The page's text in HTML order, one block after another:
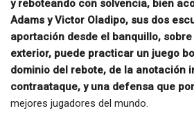
y reboteando con solvencia, bien
Adams y Victor Oladipo, sus dos
aportación desde el banquillo, sobre
exterior, puede practicar un juego
dominio del rebote, de la anotación
contraataque, y una defensa que
mejores jugadores del mundo.